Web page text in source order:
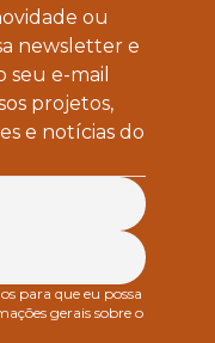
ou
newsletter e
e-mail
projetos,
e notícias do
para que eu possa
gerais sobre o